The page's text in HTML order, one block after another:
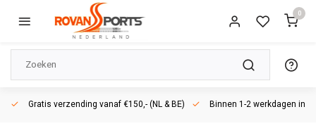
0
Gratis verzending vanaf €150,- (NL & BE) Binnen 1-2 werkdagen in